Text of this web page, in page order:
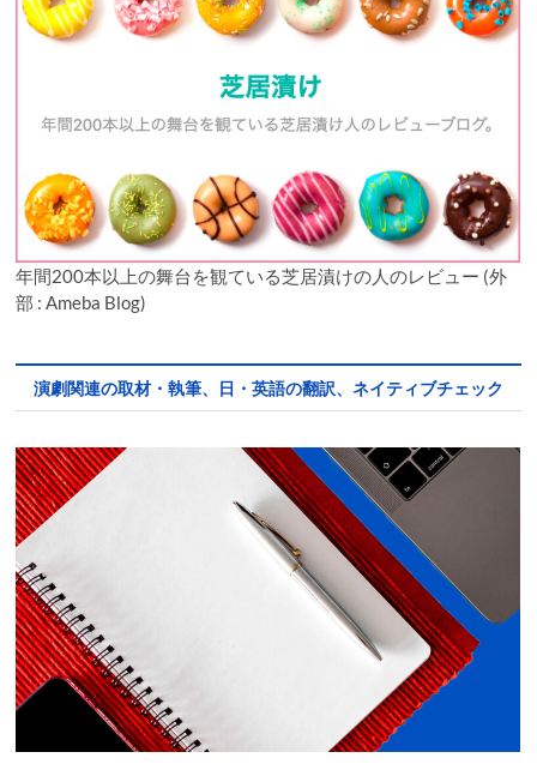
年間200本以上の舞台を観ている芝居漬けの人のレビュー (外
部 : Ameba Blog)
演劇関連の取材・執筆、日・英語の翻訳、ネイティブチェック